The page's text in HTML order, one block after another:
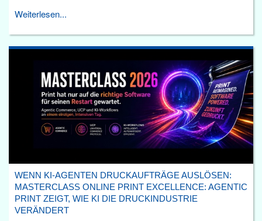
Weiterlesen...
WENN KI-AGENTEN DRUCKAUFTRÄGE AUSLÖSEN:
MASTERCLASS ONLINE PRINT EXCELLENCE: AGENTIC
PRINT ZEIGT, WIE KI DIE DRUCKINDUSTRIE
VERÄNDERT